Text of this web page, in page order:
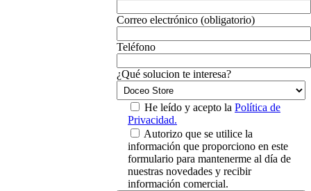
Correo electrónico (obligatorio)
Teléfono
¿Qué solucion te interesa?
He leído y acepto la Política de
Privacidad.
Autorizo que se utilice la
información que proporciono en este
formulario para mantenerme al día de
nuestras novedades y recibir
información comercial.